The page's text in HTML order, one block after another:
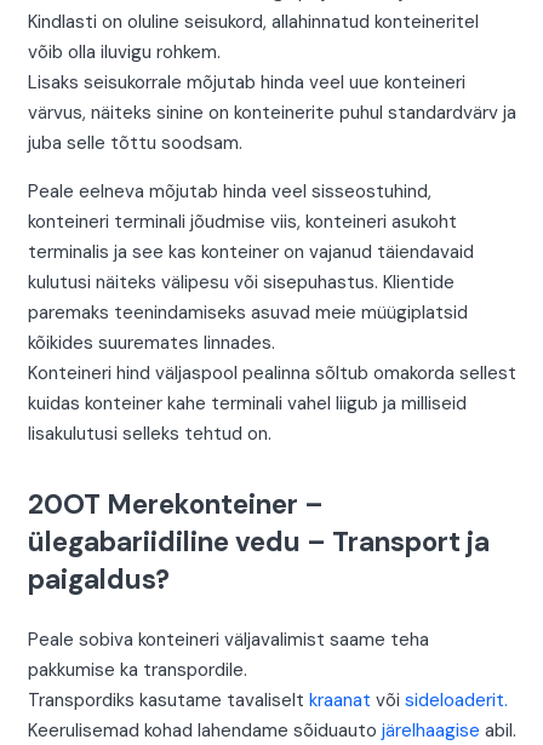
Kindlasti on oluline seisukord, allahinnatud konteineritel
võib olla iluvigu rohkem.
Lisaks seisukorrale mõjutab hinda veel uue konteineri
värvus, näiteks sinine on konteinerite puhul standardvärv ja
juba selle tõttu soodsam.
Peale eelneva mõjutab hinda veel sisseostuhind,
konteineri terminali jõudmise viis, konteineri asukoht
terminalis ja see kas konteiner on vajanud täiendavaid
kulutusi näiteks välipesu või sisepuhastus. Klientide
paremaks teenindamiseks asuvad meie müügiplatsid
kõikides suuremates linnades.
Konteineri hind väljaspool pealinna sõltub omakorda sellest
kuidas konteiner kahe terminali vahel liigub ja milliseid
lisakulutusi selleks tehtud on.
20OT Merekonteiner –
ülegabariidiline vedu – Transport ja
paigaldus?
Peale sobiva konteineri väljavalimist saame teha
pakkumise ka transpordile.
Transpordiks kasutame tavaliselt kraanat või sideloaderit.
Keerulisemad kohad lahendame sõiduauto järelhaagise abil.